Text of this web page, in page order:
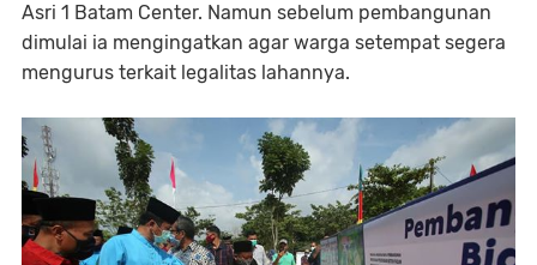
Asri 1 Batam Center. Namun sebelum pembangunan
dimulai ia mengingatkan agar warga setempat segera
mengurus terkait legalitas lahannya.